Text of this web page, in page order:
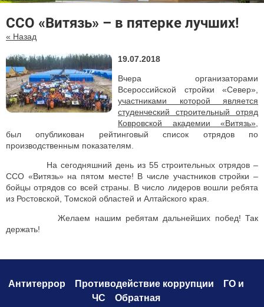
ССО «Витязь» – в пятерке лучших!
« Назад
19.07.2018
Вчера организаторами
Всероссийской стройки «Север»,
участниками которой является
студенческий строительный отряд
Ковровской академии «Витязь»
был опубликован рейтинговый список отрядов по
производственным показателям.
На сегодняшний день из 55 строительных отрядов –
ССО «Витязь» на пятом месте! В числе участников стройки –
бойцы отрядов со всей страны. В число лидеров вошли ребята
из Ростовской, Томской областей и Алтайского края.
Желаем нашим ребятам дальнейших побед! Так
держать!
Антитеррор Противодействие коррупции
ГО и
ЧС
Обратная